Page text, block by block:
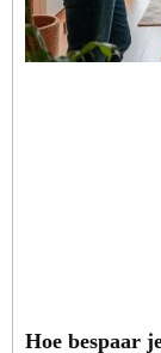
Hoe bespaar